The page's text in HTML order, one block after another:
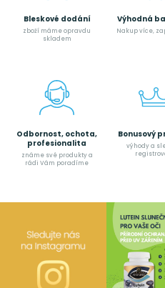
Bleskové dodání
zboží máme opravdu
skladem
Výhodná
Nakup více,
Odbornost, ochota,
profesionalita
známe své produkty a
rádi Vám poradíme
Bonusový
výhody a